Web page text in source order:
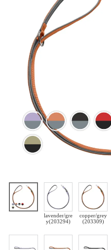
lavender/gre
y(203294)
copper/grey
(203309)